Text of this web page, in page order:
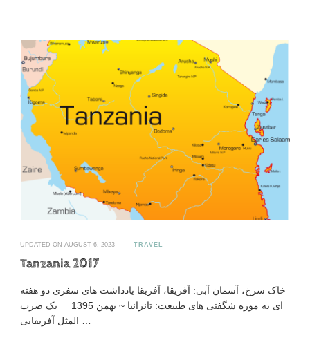
UPDATED ON AUGUST 6, 2023 TRAVEL
Tanzania 2017
خاک سرخ، آسمان آبی: آفریقا، آفریقا یادداشت های سفری دو هفته
ای به موزه شگفتی های طبیعت: تانزانیا ~ بهمن 1395 یک ضرب